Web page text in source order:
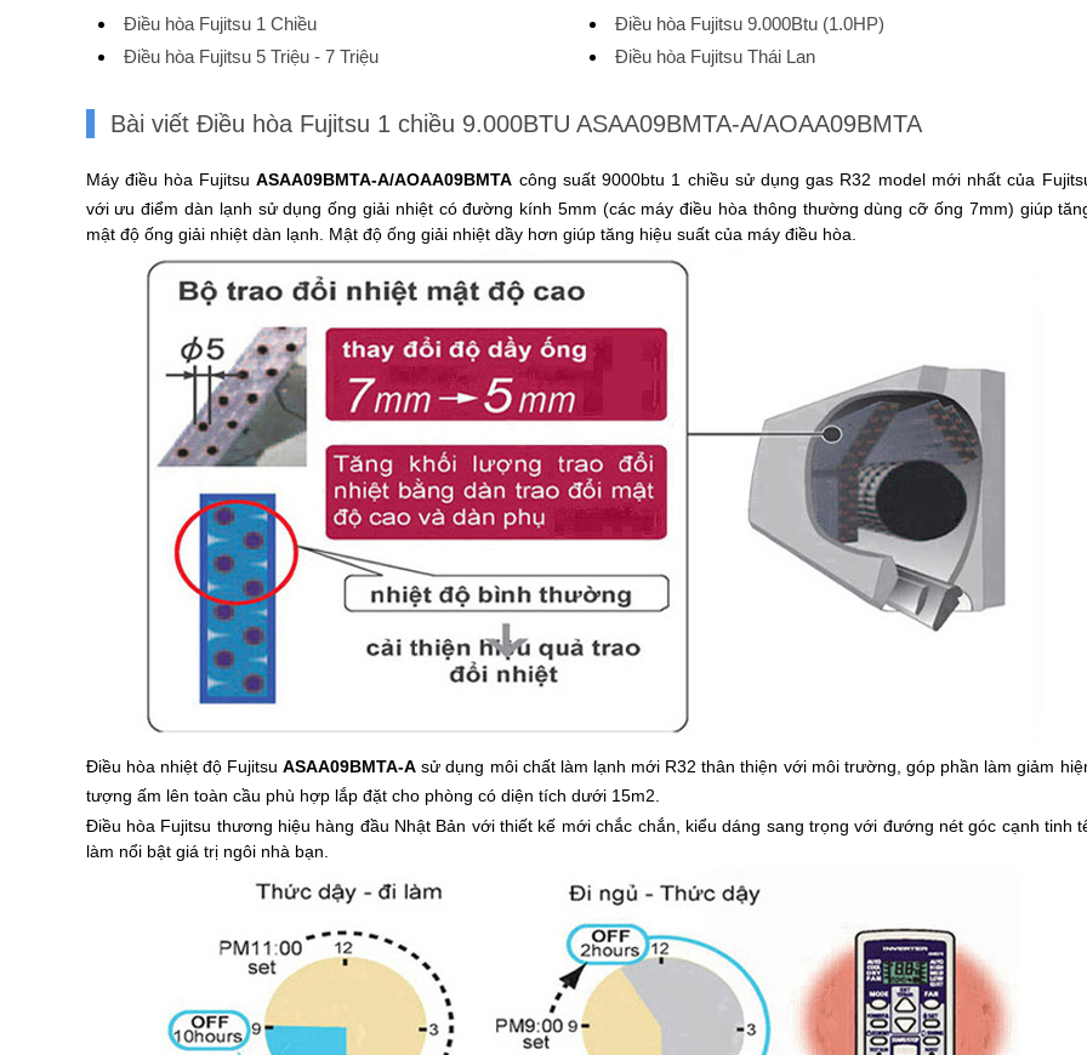
Điều hòa Fujitsu 1 Chiều
Điều hòa Fujitsu 9.000Btu (1.0HP)
Điều hòa Fujitsu 5 Triệu - 7 Triệu
Điều hòa Fujitsu Thái Lan
Bài viết Điều hòa Fujitsu 1 chiều 9.000BTU ASAA09BMTA-A/AOAA09BMTA
Máy điều hòa Fujitsu ASAA09BMTA-A/AOAA09BMTA công suất 9000btu 1 chiều sử dụng gas R32 model mới nhất của
với ưu điểm dàn lạnh sử dụng ống giải nhiệt có đường kính 5mm (các máy điều hòa thông thường dùng cỡ ống 7mm) giúp
mật độ ống giải nhiệt dàn lạnh. Mật độ ống giải nhiệt dầy hơn giúp tăng hiệu suất của máy điều hòa.
Điều hòa nhiệt độ FujitsuASAA09BMTA-A sử dụng môi chất làm lạnh mới R32 thân thiện với môi trường, góp phần làm giảm
tượng ấm lên toàn cầu phù hợp lắp đặt cho phòng có diện tích dưới 15m2.
Điều hòa Fujitsu thương hiệu hàng đầu Nhật Bản với thiết kế mới chắc chắn, kiểu dáng sang trọng với đướng nét góc cạnh tinh
làm nổi bật giá trị ngôi nhà bạn.